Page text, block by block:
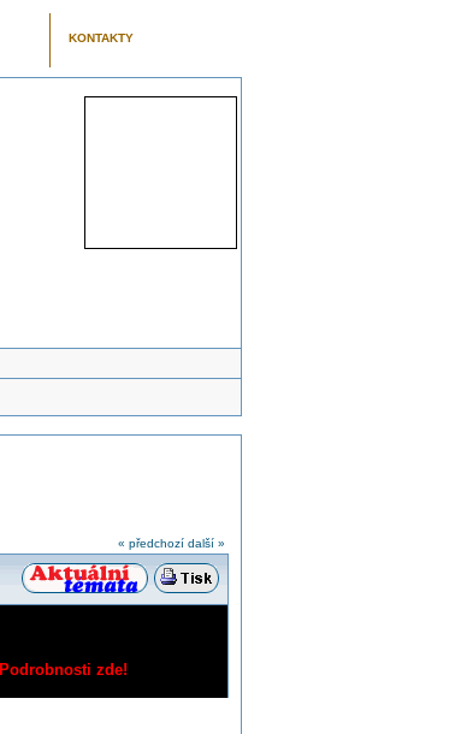
KONTAKTY
« předchozí další »
Podrobnosti zde!